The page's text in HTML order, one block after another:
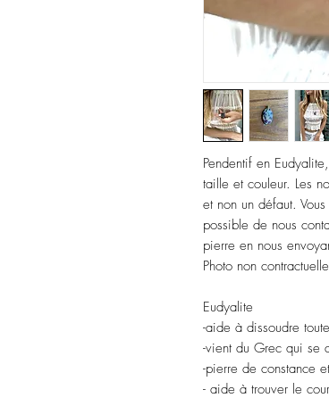
Pendentif en
taille et couleur. Les
et non un défaut.
possible de nous
pierre en nous
Photo non contractuelle
Eudyalite
-aide à dissoudre
-vient du Grec qui se
-pierre de constance
- aide à trouver le